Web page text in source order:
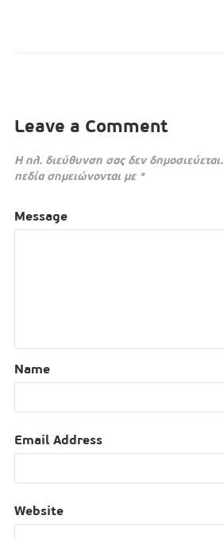
Leave a Comment
Η ηλ. διεύθυνση σας δεν δημοσιεύεται.
πεδία σημειώνονται με *
Message
Name
Email Address
Website